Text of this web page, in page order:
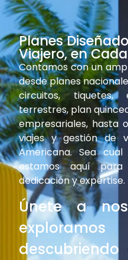
Venció !
Planes
Viajero, en
Contamos con un
desde planes
circuitos, tiquetes,
terrestres, plan
empresariales, hasta
viajes y gestión de
Americana. Sea
estamos aquí
dedicación y expertise.
Únete a